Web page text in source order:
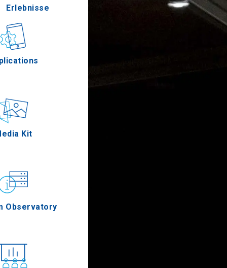
Gastronomie
Ereignisse
Kit
Observatory
Erlebnisse